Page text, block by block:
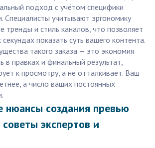
подход с учётом специфики
Специалисты учитывают эргономику
тренды и стиль каналов, что позволяет
показать суть вашего контента.
такого заказа — это экономия
в правках и финальный результат,
к просмотру, а не отталкивает. Ваш
а число ваших постоянных
нюансы создания превью
экспертов и